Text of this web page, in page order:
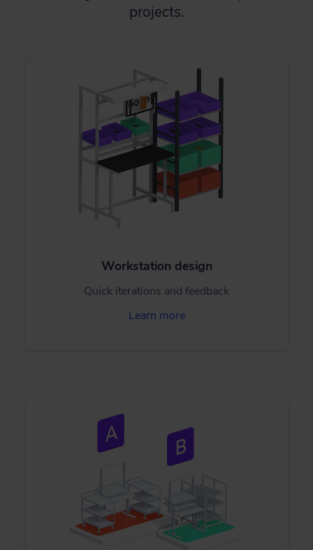
projects.
Workstation design
Quick iterations and feedback
Learn more